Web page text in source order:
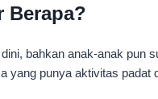
Berapa?
bahkan anak-anak
yang punya aktivitas padat